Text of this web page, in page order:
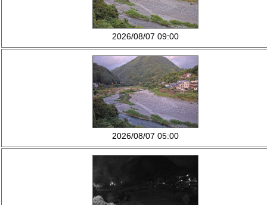
2026/08/07 09:00
2026/08/07 05:00